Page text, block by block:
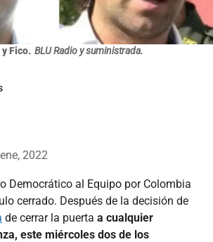
Fico. BLU Radio y suministrada.
2022
Democrático al Equipo por Colombia
cerrado. Después de la decisión de
de cerrar la puerta a cualquier
este miércoles dos de los